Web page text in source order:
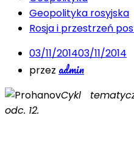
Geopolityka rosyjska
Rosja i przestrzeń
03/11/201403/11/2014
przez admin
Cykl
odc. 12.